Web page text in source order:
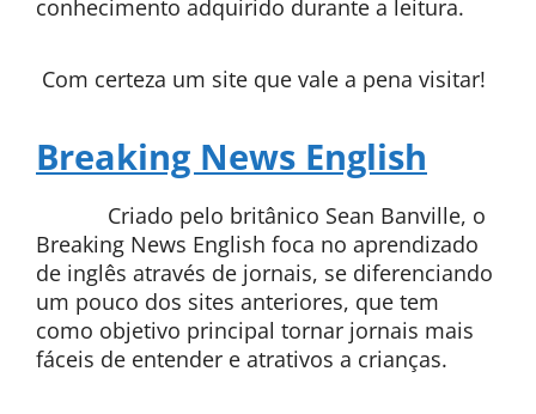
conhecimento adquirido durante a leitura.
Com certeza um site que vale a pena visitar!
Breaking News English
Criado pelo britânico Sean Banville, o
Breaking News English foca no aprendizado
de inglês através de jornais, se diferenciando
um pouco dos sites anteriores, que tem
como objetivo principal tornar jornais mais
fáceis de entender e atrativos a crianças.